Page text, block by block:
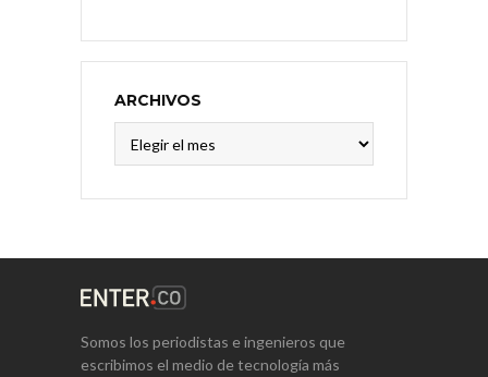
ARCHIVOS
Somos los periodistas e ingenieros que
escribimos el medio de tecnología más